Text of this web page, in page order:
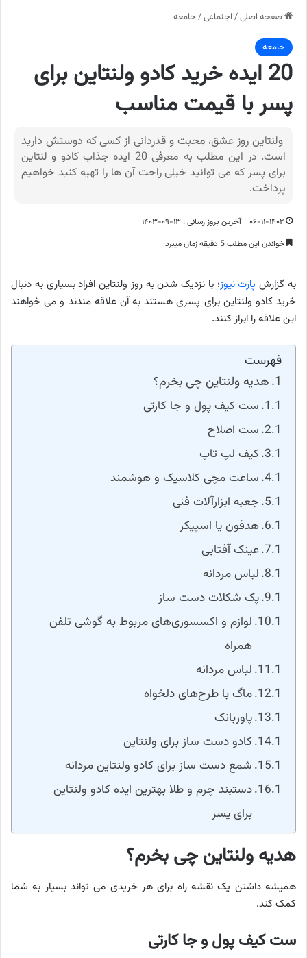
صفحه اصلی/ اجتماعی/ جامعه
جامعه
20 ایده خرید کادو ولنتاین برای
پسر با قیمت مناسب
ولنتاین روز عشق، محبت و قدردانی از کسی که دوستش دارید
است. در این مطلب به معرفی 20 ایده جذاب کادو و لنتاین
برای پسر که می توانید خیلی راحت آن ها را تهیه کنید خواهیم
پرداخت.
۰۶-۱۱-۱۴۰۲
آخرین بروز رسانی : ۱۳-۰۹-۱۴۰۳
خواندن این مطلب 5 دقیقه زمان میبرد
به گزارش پارت نیوز؛ با نزدیک شدن به روز ولنتاین افراد بسیاری به دنبال
خرید کادو ولنتاین برای پسری هستند به آن علاقه مندند و می خواهند
این علاقه را ابراز کنند.
فهرست
هدیه ولنتاین چی بخرم؟
ست کیف پول و جا کارتی
ست اصلاح
کیف لپ تاپ
ساعت مچی کلاسیک و هوشمند
جعبه ابزارآلات فنی
هدفون یا اسپیکر
عینک آفتابی
لباس مردانه
پک شکلات دست ساز
لوازم و اکسسوری‌های مربوط به گوشی تلفن
همراه
لباس مردانه
ماگ با طرح‌های دلخواه
پاوربانک
کادو دست ساز برای ولنتاین
شمع دست ساز برای کادو ولنتاین مردانه
دستبند چرم و طلا بهترین ایده کادو ولنتاین
برای پسر
هدیه ولنتاین چی بخرم؟
همیشه داشتن یک نقشه راه برای هر خریدی می تواند بسیار به شما
کمک کند.
ست کیف پول و جا کارتی